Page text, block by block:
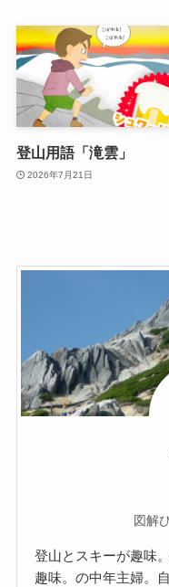
登山用語「滝雲」
2026年7月21日
図解
登山とスキーが趣味
趣味。の中年主婦。